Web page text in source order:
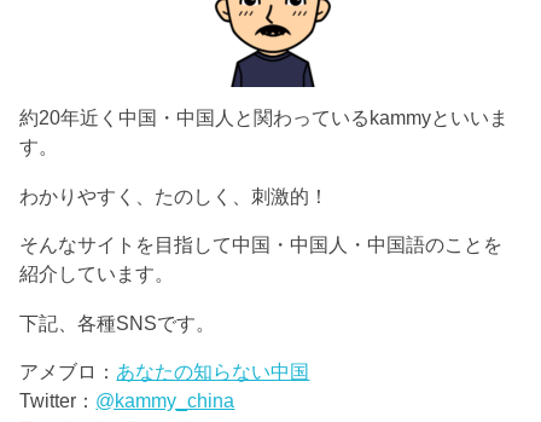
約20年近く中国・中国人と関わっているkammyといいま
す。
わかりやすく、たのしく、刺激的！
そんなサイトを目指して中国・中国人・中国語のことを
紹介しています。
下記、各種SNSです。
アメブロ： あなたの知らない中国
Twitter： @kammy_china